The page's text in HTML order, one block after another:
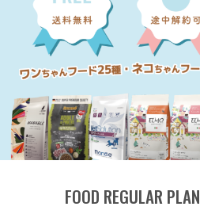
FOOD REGULAR PLAN